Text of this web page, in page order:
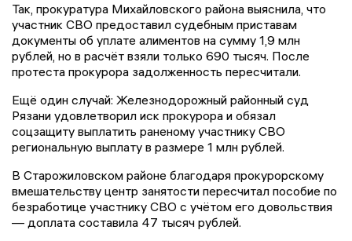
Так, прокуратура Михайловского района выяснила, что
участник СВО предоставил судебным приставам
документы об уплате алиментов на сумму 1,9 млн
рублей, но в расчёт взяли только 690 тысяч. После
протеста прокурора задолженность пересчитали.
Ещё один случай: Железнодорожный районный суд
Рязани удовлетворил иск прокурора и обязал
соцзащиту выплатить раненому участнику СВО
региональную выплату в размере 1 млн рублей.
В Старожиловском районе благодаря прокурорскому
вмешательству центр занятости пересчитал пособие по
безработице участнику СВО с учётом его довольствия
— доплата составила 47 тысяч рублей.